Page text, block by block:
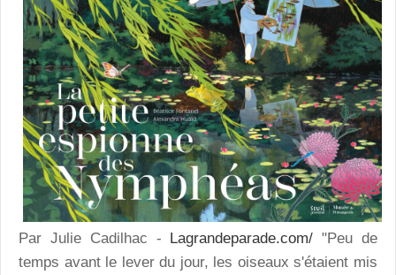
Par Julie Cadilhac - Lagrandeparade.com/ "Peu de
temps avant le lever du jour, les oiseaux s'étaient mis